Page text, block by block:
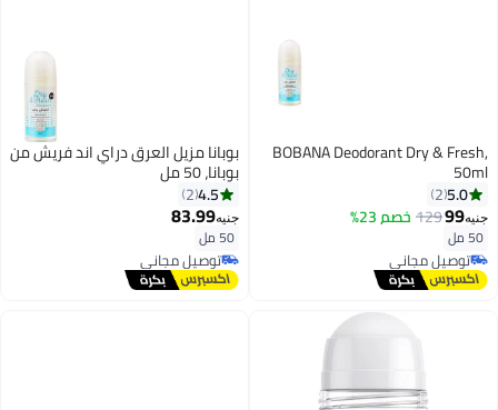
BOBANA Deodorant Dry & Fresh,
50ml
5.0
2
جنيه99
129 خصم 23%
50 مل
توصيل مجاني
توصيل مجاني
بوبانا مزيل العرق دراي اند فريش من
بوبانا، 50 مل
4.5
2
جنيه83.99
50 مل
توصيل مجاني
توصيل مجاني